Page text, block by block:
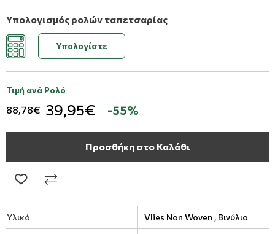
Υπολογισμός ρολών ταπετσαρίας
Υπολογίστε
Τιμή ανά Ρολό
88,78€ 39,95€ -55%
Προσθήκη στο Καλάθι
Υλικό Vlies Non Woven , Βινύλιο